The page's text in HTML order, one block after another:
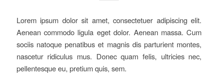
Lorem ipsum dolor sit amet, consectetuer adipiscing elit.
Aenean commodo ligula eget dolor. Aenean massa. Cum
sociis natoque penatibus et magnis dis parturient montes,
nascetur ridiculus mus. Donec quam felis, ultricies nec,
pellentesque eu, pretium quis, sem.